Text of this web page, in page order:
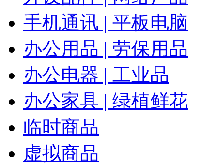
手机通讯 | 平板电脑
办公用品 | 劳保用品
办公电器 | 工业品
办公家具 | 绿植鲜花
临时商品
虚拟商品